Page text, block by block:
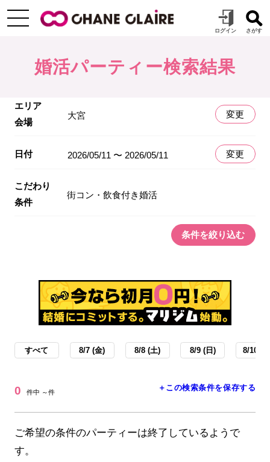
婚活パーティー検索結果
エリア
会場
大宮 変更
日付 2026/05/11 〜 2026/05/11 変更
こだわり
条件
街コン・飲食付き婚活
条件を絞り込む
すべて 8/7 (金) 8/8 (土) 8/9 (日) 8/10 (
0 件中 ～件 ＋この検索条件を保存する
ご希望の条件のパーティーは終了しているようで
す。